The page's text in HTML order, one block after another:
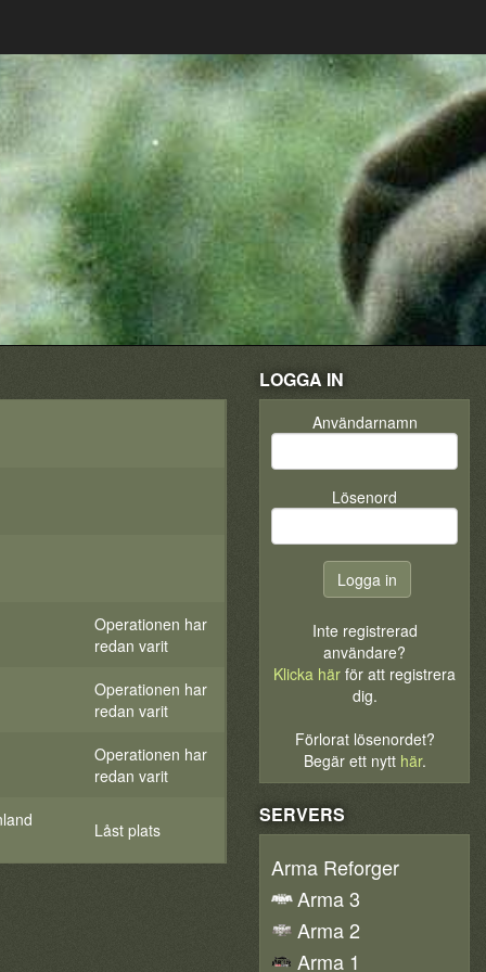
Operationen har
redan varit
Operationen har
redan varit
Operationen har
redan varit
Låst plats
LOGGA IN
Användarnamn
Lösenord
Inte registrerad
användare?
Klicka här för att registrera
dig.
Förlorat lösenordet?
Begär ett nytt här.
SERVERS
Arma Reforger
Arma 3
Arma 2
Arma 1